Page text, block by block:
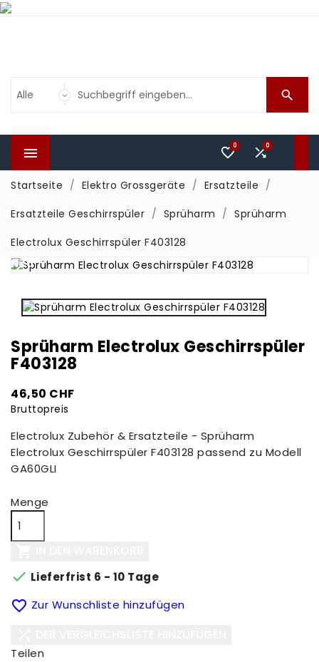

 0
0
Startseite Elektro Grossgeräte
Ersatzteile
Ersatzteile Geschirrspüler
Sprüharm
Sprüharm
Electrolux Geschirrspüler F403128
Neu
Sprüharm Electrolux Geschirrspüler
F403128
46,50 CHF
Bruttopreis
Electrolux Zubehör & Ersatzteile - Sprüharm
Electrolux Geschirrspüler F403128 passend zu Modell
GA60GLI
Menge
 Lieferfrist 6 - 10 Tage
 Zur Wunschliste hinzufügen
Teilen